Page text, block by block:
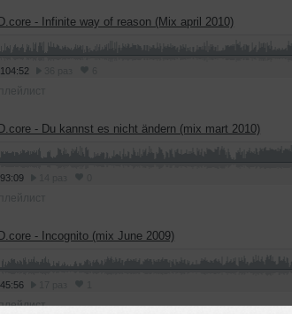
D.core - Infinite way of reason (Mix april 2010)
104:52
D.core - Du kannst es nicht ändern (mix mart 2010)
93:09
D.core - Incognito (mix June 2009)
45:56